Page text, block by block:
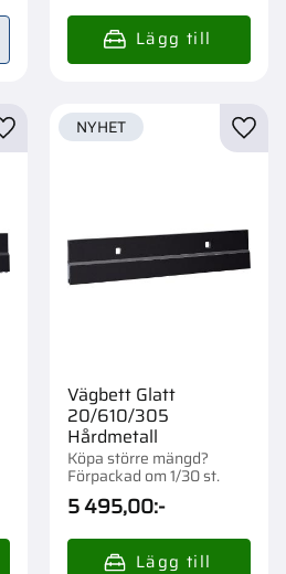
Lägg till i favoriter
Vägbett Glatt
20/610/305
Hårdmetall
Köpa större mängd?
Förpackad om 1/30 st.
5 495,00:-
NYHET